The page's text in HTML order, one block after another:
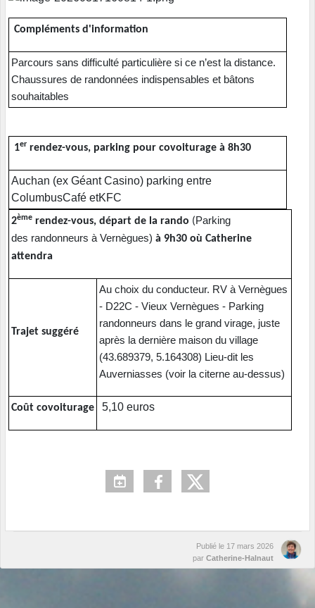
Compléments d'information
Parcours sans difficulté particulière si ce n’est la distance.
Chaussures de randonnées indispensables et bâtons
souhaitables
1er rendez-vous, parking pour covoiturage à 8h30
Auchan (ex Géant Casino) parking entre
ColumbusCafé etKFC
2ème rendez-vous, départ de la rando (Parking
des randonneurs à Vernègues) à 9h30 où Catherine
attendra
Trajet suggéré
Au choix du conducteur. RV à Vernègues
- D22C - Vieux Vernègues - Parking
randonneurs dans le grand virage, juste
après la dernière maison du village
(43.689379, 5.164308) Lieu-dit les
Auverniasses (voir la citerne au-dessus)
Coût covoiturage 5,10 euros
Publié le 17 mars 2026
par Catherine-Halnaut